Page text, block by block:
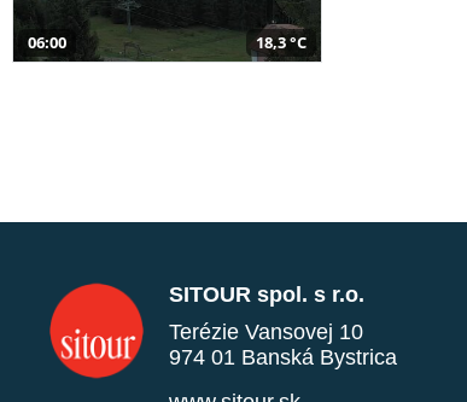
06:00 18,3 °C
SITOUR spol. s r.o.
Terézie Vansovej 10
974 01 Banská Bystrica